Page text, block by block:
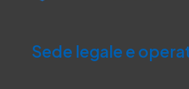
Sede legale e